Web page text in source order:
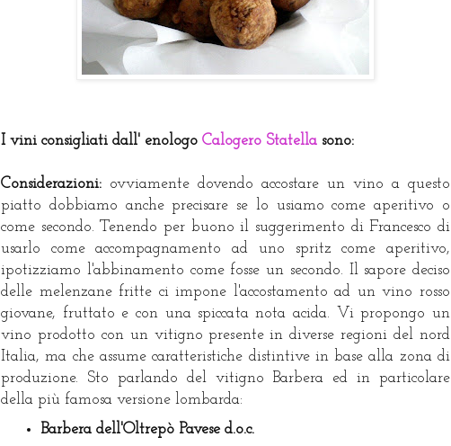
I vini consigliati dall' enologo Calogero Statella sono:
Considerazioni: ovviamente dovendo accostare un vino a questo
piatto dobbiamo anche precisare se lo usiamo come aperitivo o
come secondo. Tenendo per buono il suggerimento di Francesco di
usarlo come accompagnamento ad uno spritz come aperitivo,
ipotizziamo l'abbinamento come fosse un secondo. Il sapore deciso
delle melenzane fritte ci impone l'accostamento ad un vino rosso
giovane, fruttato e con una spiccata nota acida. Vi propongo un
vino prodotto con un vitigno presente in diverse regioni del nord
Italia, ma che assume caratteristiche distintive in base alla zona di
produzione. Sto parlando del vitigno Barbera ed in particolare
della più famosa versione lombarda:
Barbera dell'Oltrepò Pavese d.o.c.